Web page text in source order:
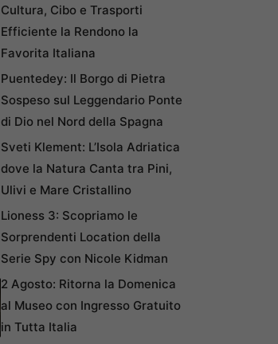
Cultura, Cibo e Trasporti
Efficiente la Rendono la
Favorita Italiana
Puentedey: Il Borgo di Pietra
Sospeso sul Leggendario Ponte
di Dio nel Nord della Spagna
Sveti Klement: L’Isola Adriatica
dove la Natura Canta tra Pini,
Ulivi e Mare Cristallino
Lioness 3: Scopriamo le
Sorprendenti Location della
Serie Spy con Nicole Kidman
2 Agosto: Ritorna la Domenica
al Museo con Ingresso Gratuito
in Tutta Italia